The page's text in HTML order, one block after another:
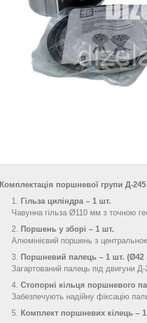
Комплектація поршневої групи
Гільза циліндра – 1 шт.
Чавунна гільза Ø110 мм з точною
Поршень у зборі – 1 шт.
Алюмінієвий поршень з
Поршневий палець – 1 шт.
Загартований палець під двигуни
Стопорні кільця поршневого
Забезпечують надійну фіксацію
Комплект поршневих кілець –